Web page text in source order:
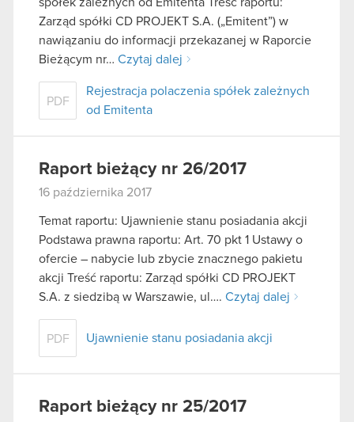
spółek zależnych od Emitenta Treść raportu:
Zarząd spółki CD PROJEKT S.A. („Emitent”) w
nawiązaniu do informacji przekazanej w Raporcie
Bieżącym nr… Czytaj dalej
PDF
Rejestracja polaczenia spółek zależnych
od Emitenta
Raport bieżący nr 26/2017
16 października 2017
Temat raportu: Ujawnienie stanu posiadania akcji
Podstawa prawna raportu: Art. 70 pkt 1 Ustawy o
ofercie – nabycie lub zbycie znacznego pakietu
akcji Treść raportu: Zarząd spółki CD PROJEKT
S.A. z siedzibą w Warszawie, ul…. Czytaj dalej
PDF Ujawnienie stanu posiadania akcji
Raport bieżący nr 25/2017